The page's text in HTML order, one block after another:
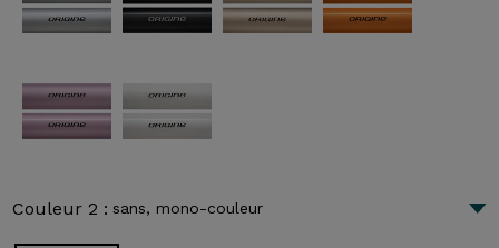
Couleur 2 : sans, mono-couleur